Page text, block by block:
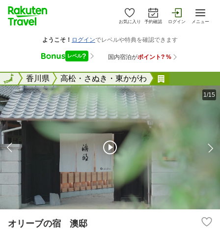
お気に入り 予約確認 ログイン メニュー
全国香川県 高松・さぬき・東かがわ
全国
1/15
オリーブの宿 澳邸